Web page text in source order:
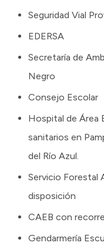
Seguridad Vial
EDERSA
Secretaría de
Negro
Consejo Escolar
Hospital de Área
sanitarios en
del Río Azul.
Servicio Forestal
disposición
CAEB con
Gendarmería